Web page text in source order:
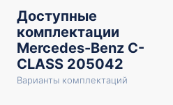
Доступные
комплектации
Mercedes-Benz C-
CLASS 205042
Варианты комплектаций